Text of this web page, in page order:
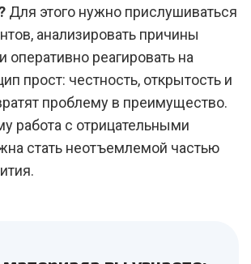
Для этого нужно прислушиваться
анализировать причины
оперативно реагировать на
прост: честность, открытость и
проблему в преимущество.
работа с отрицательными
стать неотъемлемой частью